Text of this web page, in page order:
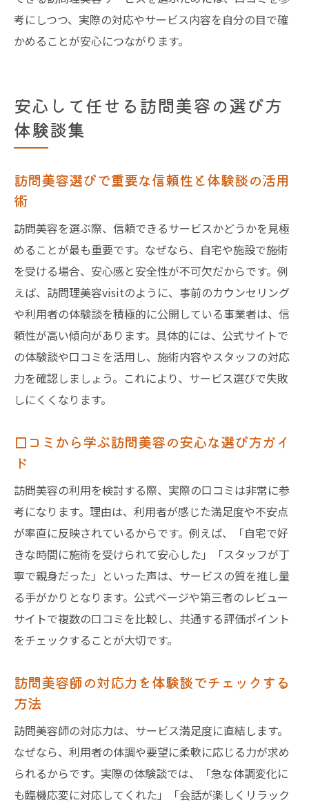
介護美容と訪問美容の今後の展開と期待
訪問美容で心地よいケアを実現するコツ
訪問美容利用者が実践している安心ケアの
工夫
り方
初めての訪問美容でも安心な心構えと体験
談
訪問美容の効果を最大限にする活用術
考にしつつ、実際の対応やサービス内容を自分の目で確
かめることが安心につながります。
安心して任せる訪問美容の選び方
体験談集
訪問美容選びで重要な信頼性と体験談の活用
術
訪問美容を選ぶ際、信頼できるサービスかどうかを見極
めることが最も重要です。なぜなら、自宅や施設で施術
を受ける場合、安心感と安全性が不可欠だからです。例
えば、訪問理美容visitのように、事前のカウンセリング
や利用者の体験談を積極的に公開している事業者は、信
頼性が高い傾向があります。具体的には、公式サイトで
の体験談や口コミを活用し、施術内容やスタッフの対応
力を確認しましょう。これにより、サービス選びで失敗
しにくくなります。
口コミから学ぶ訪問美容の安心な選び方ガイ
ド
訪問美容の利用を検討する際、実際の口コミは非常に参
考になります。理由は、利用者が感じた満足度や不安点
が率直に反映されているからです。例えば、「自宅で好
きな時間に施術を受けられて安心した」「スタッフが丁
寧で親身だった」といった声は、サービスの質を推し量
る手がかりとなります。公式ページや第三者のレビュー
サイトで複数の口コミを比較し、共通する評価ポイント
をチェックすることが大切です。
訪問美容師の対応力を体験談でチェックする
方法
訪問美容師の対応力は、サービス満足度に直結します。
なぜなら、利用者の体調や要望に柔軟に応じる力が求め
られるからです。実際の体験談では、「急な体調変化に
も臨機応変に対応してくれた」「会話が楽しくリラック